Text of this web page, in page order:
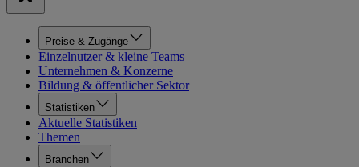
Preise & Zugänge
Einzelnutzer & kleine Teams
Unternehmen & Konzerne
Bildung & öffentlicher Sektor
Statistiken
Aktuelle Statistiken
Themen
Branchen